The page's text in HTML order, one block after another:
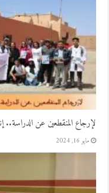
لإرجاع المنقطعين عن الدراسة..
مايو 16, 2024